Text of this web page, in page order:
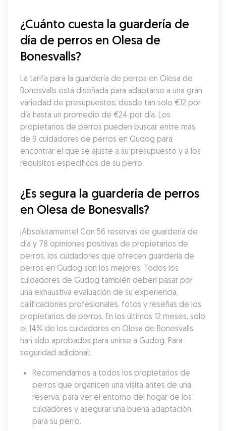
¿Cuánto cuesta la guardería de
día de perros en Olesa de
Bonesvalls?
La tarifa para la guardería de perros en Olesa de
Bonesvalls está diseñada para adaptarse a una gran
variedad de presupuestos, desde tan solo €12 por
día hasta un promedio de €24 por día. Los
propietarios de perros pueden buscar entre más
de 9 cuidadores de perros en Gudog para
encontrar el que se ajuste a su presupuesto y a los
requisitos específicos de su perro.
¿Es segura la guardería de perros
en Olesa de Bonesvalls?
¡Absolutamente! Con 56 reservas de guardería de
día y 78 opiniones positivas de propietarios de
perros, los cuidadores que ofrecen guardería de
perros en Gudog son los mejores. Todos los
cuidadores de Gudog también deben pasar por
una exhaustiva evaluación de su experiencia,
calificaciones profesionales, fotos y reseñas de los
propietarios de perros. En los últimos 12 meses, solo
el 14% de los cuidadores en Olesa de Bonesvalls
han sido aprobados para unirse a Gudog. Para
seguridad adicional:
Recomendamos a todos los propietarios de
perros que organicen una visita antes de una
reserva, para ver el entorno del hogar de los
cuidadores y asegurar una buena adaptación
para su perro.